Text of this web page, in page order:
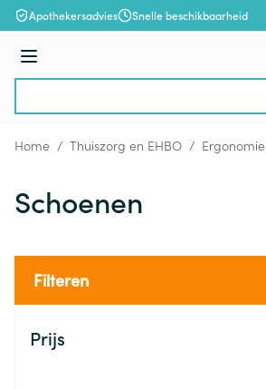
Ga naar de inhoud
Apothekersadvies Snelle beschikbaarheid
Menu
Home / Thuiszorg en EHBO / Ergonomie
Schoenen
Filteren
Prijs